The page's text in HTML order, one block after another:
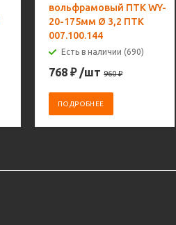
вольфрамовый ПТК WY-
20-175мм Ø 3,2 ПТК
007.100.144
Есть в наличии (690)
768 ₽ /шт 960₽
ПОДРОБНЕЕ